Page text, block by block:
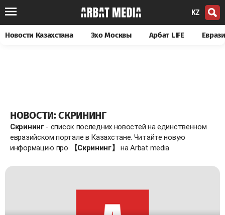
KZ
Новости Казахстана Эхо Москвы Арбат LIFE
НОВОСТИ: СКРИНИНГ
Скрининг- список последних новостей на единственном
евразийском портале в Казахстане. Читайте новую
информацию про
【Скрининг】 на Arbat media